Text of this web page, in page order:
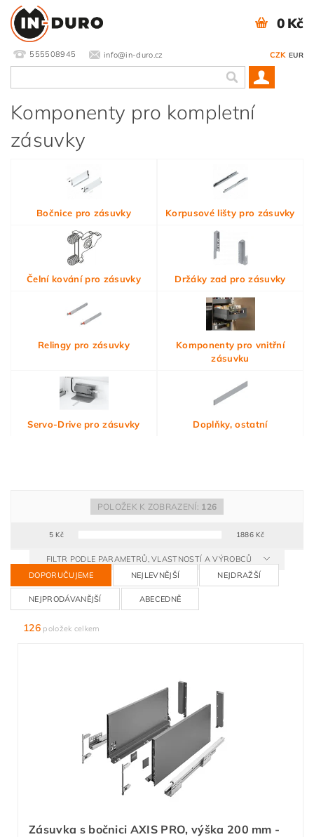
555508945 info@in-duro.cz CZK EUR
0 Kč
Komponenty pro kompletní
zásuvky
Bočnice pro zásuvky Korpusové lišty pro zásuvky
Čelní kování pro zásuvky Držáky zad pro zásuvky
Relingy pro zásuvky
Komponenty pro vnitřní
zásuvku
Servo-Drive pro zásuvky Doplňky, ostatní
5Kč 1886 Kč
POLOŽEK K ZOBRAZENÍ: 126
FILTR PODLE PARAMETRŮ, VLASTNOSTÍ A VÝROBCŮ
DOPORUČUJEME
NEJLEVNĚJŠÍ NEJDRAŽŠÍ
NEJPRODÁVANĚJŠÍ ABECEDNĚ
126položek celkem
Zásuvka s bočnici AXIS PRO, výška 200 mm -